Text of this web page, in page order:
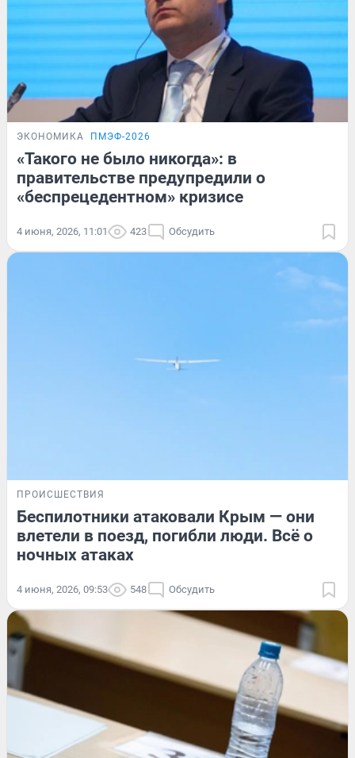
ЭКОНОМИКА ПМЭФ-2026
«Такого не было никогда»: в
правительстве предупредили о
«беспрецедентном» кризисе
4 июня, 2026, 11:01 423 Обсудить
ПРОИСШЕСТВИЯ
Беспилотники атаковали Крым — они
влетели в поезд, погибли люди. Всё о
ночных атаках
4 июня, 2026, 09:53 548 Обсудить